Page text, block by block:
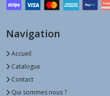
Navigation
Accueil
Catalogue
Contact
Qui sommes nous ?